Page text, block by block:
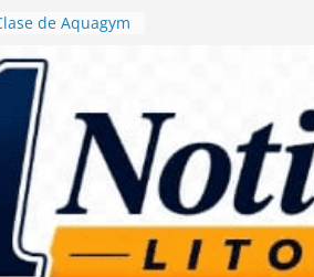
de Aquagym
ordenó
alimentos con
en escuelas
Rossi
Centro de Salud
para
Día de las